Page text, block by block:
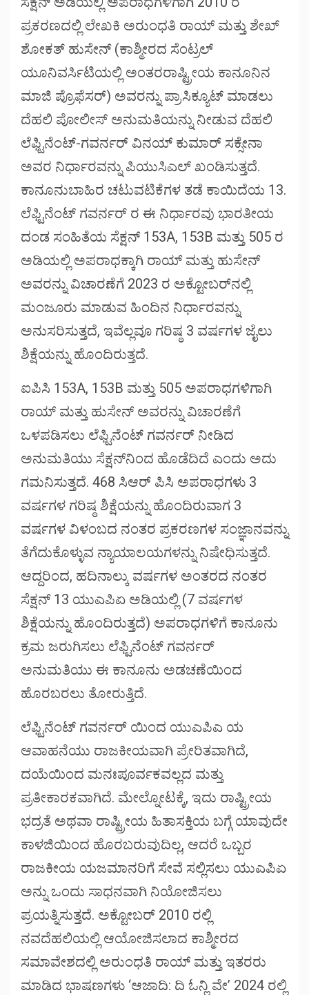
ಪ್ರಕರಣದಲ್ಲಿ ಲೇಖಕಿ ಅರುಂಧತಿ ರಾಯ್ ಮತ್ತು ಶೇಖ್
ಶೋಕತ್ ಹುಸೇನ್ (ಕಾಶ್ಮೀರದ ಸೆಂಟ್ರಲ್
ಯೂನಿವರ್ಸಿಟಿಯಲ್ಲಿ ಅಂತರರಾಷ್ಟ್ರೀಯ ಕಾನೂನಿನ
ಮಾಜಿ ಪ್ರೊಫೆಸರ್) ಅವರನ್ನು ಪ್ರಾಸಿಕ್ಯೂಟ್ ಮಾಡಲು
ದೆಹಲಿ ಪೋಲೀಸ್ ಅನುಮತಿಯನ್ನು ನೀಡುವ ದೆಹಲಿ
ಲೆಫ್ಟಿನೆಂಟ್-ಗವರ್ನರ್ ವಿನಯ್ ಕುಮಾರ್ ಸಕ್ಸೇನಾ
ಅವರ ನಿರ್ಧಾರವನ್ನು ಪಿಯುಸಿಎಲ್ ಖಂಡಿಸುತ್ತದೆ.
ಕಾನೂನುಬಾಹಿರ ಚಟುವಟಿಕೆಗಳ ತಡೆ ಕಾಯಿದೆಯ 13.
ಲೆಫ್ಟಿನೆಂಟ್ ಗವರ್ನರ್ ರ ಈ ನಿರ್ಧಾರವು ಭಾರತೀಯ
ದಂಡ ಸಂಹಿತೆಯ ಸೆಕ್ಷನ್ 153A, 153B ಮತ್ತು 505 ರ
ಅಡಿಯಲ್ಲಿ ಅಪರಾಧಕ್ಕಾಗಿ ರಾಯ್ ಮತ್ತು ಹುಸೇನ್
ಅವರನ್ನು ವಿಚಾರಣೆಗೆ 2023 ರ ಅಕ್ಟೋಬರ್‌ನಲ್ಲಿ
ಮಂಜೂರು ಮಾಡುವ ಹಿಂದಿನ ನಿರ್ಧಾರವನ್ನು
ಅನುಸರಿಸುತ್ತದೆ, ಇವೆಲ್ಲವೂ ಗರಿಷ್ಠ 3 ವರ್ಷಗಳ ಜೈಲು
ಶಿಕ್ಷೆಯನ್ನು ಹೊಂದಿರುತ್ತದೆ.
ಐಪಿಸಿ 153A, 153B ಮತ್ತು 505 ಅಪರಾಧಗಳಿಗಾಗಿ
ರಾಯ್ ಮತ್ತು ಹುಸೇನ್ ಅವರನ್ನು ವಿಚಾರಣೆಗೆ
ಒಳಪಡಿಸಲು ಲೆಫ್ಟಿನೆಂಟ್ ಗವರ್ನರ್ ನೀಡಿದ
ಅನುಮತಿಯು ಸೆಕ್ಷನ್‌ನಿಂದ ಹೊಡೆದಿದೆ ಎಂದು ಅದು
ಗಮನಿಸುತ್ತದೆ. 468 ಸಿಆರ್ ಪಿಸಿ ಅಪರಾಧಗಳು 3
ವರ್ಷಗಳ ಗರಿಷ್ಠ ಶಿಕ್ಷೆಯನ್ನು ಹೊಂದಿರುವಾಗ 3
ವರ್ಷಗಳ ವಿಳಂಬದ ನಂತರ ಪ್ರಕರಣಗಳ ಸಂಜ್ಞಾನವನ್ನು
ತೆಗೆದುಕೊಳ್ಳುವ ನ್ಯಾಯಾಲಯಗಳನ್ನು ನಿಷೇಧಿಸುತ್ತದೆ.
ಆದ್ದರಿಂದ, ಹದಿನಾಲ್ಕು ವರ್ಷಗಳ ಅಂತರದ ನಂತರ
ಸೆಕ್ಷನ್ 13 ಯುಎಪಿಏ ಅಡಿಯಲ್ಲಿ (7 ವರ್ಷಗಳ
ಶಿಕ್ಷೆಯನ್ನು ಹೊಂದಿರುತ್ತದೆ) ಅಪರಾಧಗಳಿಗೆ ಕಾನೂನು
ಕ್ರಮ ಜರುಗಿಸಲು ಲೆಫ್ಟಿನೆಂಟ್ ಗವರ್ನರ್
ಅನುಮತಿಯು ಈ ಕಾನೂನು ಅಡಚಣೆಯಿಂದ
ಹೊರಬರಲು ತೋರುತ್ತಿದೆ.
ಲೆಫ್ಟಿನೆಂಟ್ ಗವರ್ನರ್ ಯಿಂದ ಯುಎಪಿಎ ಯ
ಆವಾಹನೆಯು ರಾಜಕೀಯವಾಗಿ ಪ್ರೇರಿತವಾಗಿದೆ,
ದಯೆಯಿಂದ ಮನಃಪೂರ್ವಕವಲ್ಲದ ಮತ್ತು
ಪ್ರತೀಕಾರಕವಾಗಿದೆ. ಮೇಲ್ನೋಟಕ್ಕೆ, ಇದು ರಾಷ್ಟ್ರೀಯ
ಭದ್ರತೆ ಅಥವಾ ರಾಷ್ಟ್ರೀಯ ಹಿತಾಸಕ್ತಿಯ ಬಗ್ಗೆ ಯಾವುದೇ
ಕಾಳಜಿಯಿಂದ ಹೊರಬರುವುದಿಲ್ಲ, ಆದರೆ ಒಬ್ಬರ
ರಾಜಕೀಯ ಯಜಮಾನರಿಗೆ ಸೇವೆ ಸಲ್ಲಿಸಲು ಯುಎಪಿಏ
ಅನ್ನು ಒಂದು ಸಾಧನವಾಗಿ ನಿಯೋಜಿಸಲು
ಪ್ರಯತ್ನಿಸುತ್ತದೆ. ಅಕ್ಟೋಬರ್ 2010 ರಲ್ಲಿ
ನವದೆಹಲಿಯಲ್ಲಿ ಆಯೋಜಿಸಲಾದ ಕಾಶ್ಮೀರದ
ಸಮಾವೇಶದಲ್ಲಿ ಅರುಂಧತಿ ರಾಯ್ ಮತ್ತು ಇತರರು
ಮಾಡಿದ ಭಾಷಣಗಳು ‘ಆಜಾದಿ: ದಿ ಓನ್ಲಿ ವೇ’ 2024 ರಲ್ಲಿ